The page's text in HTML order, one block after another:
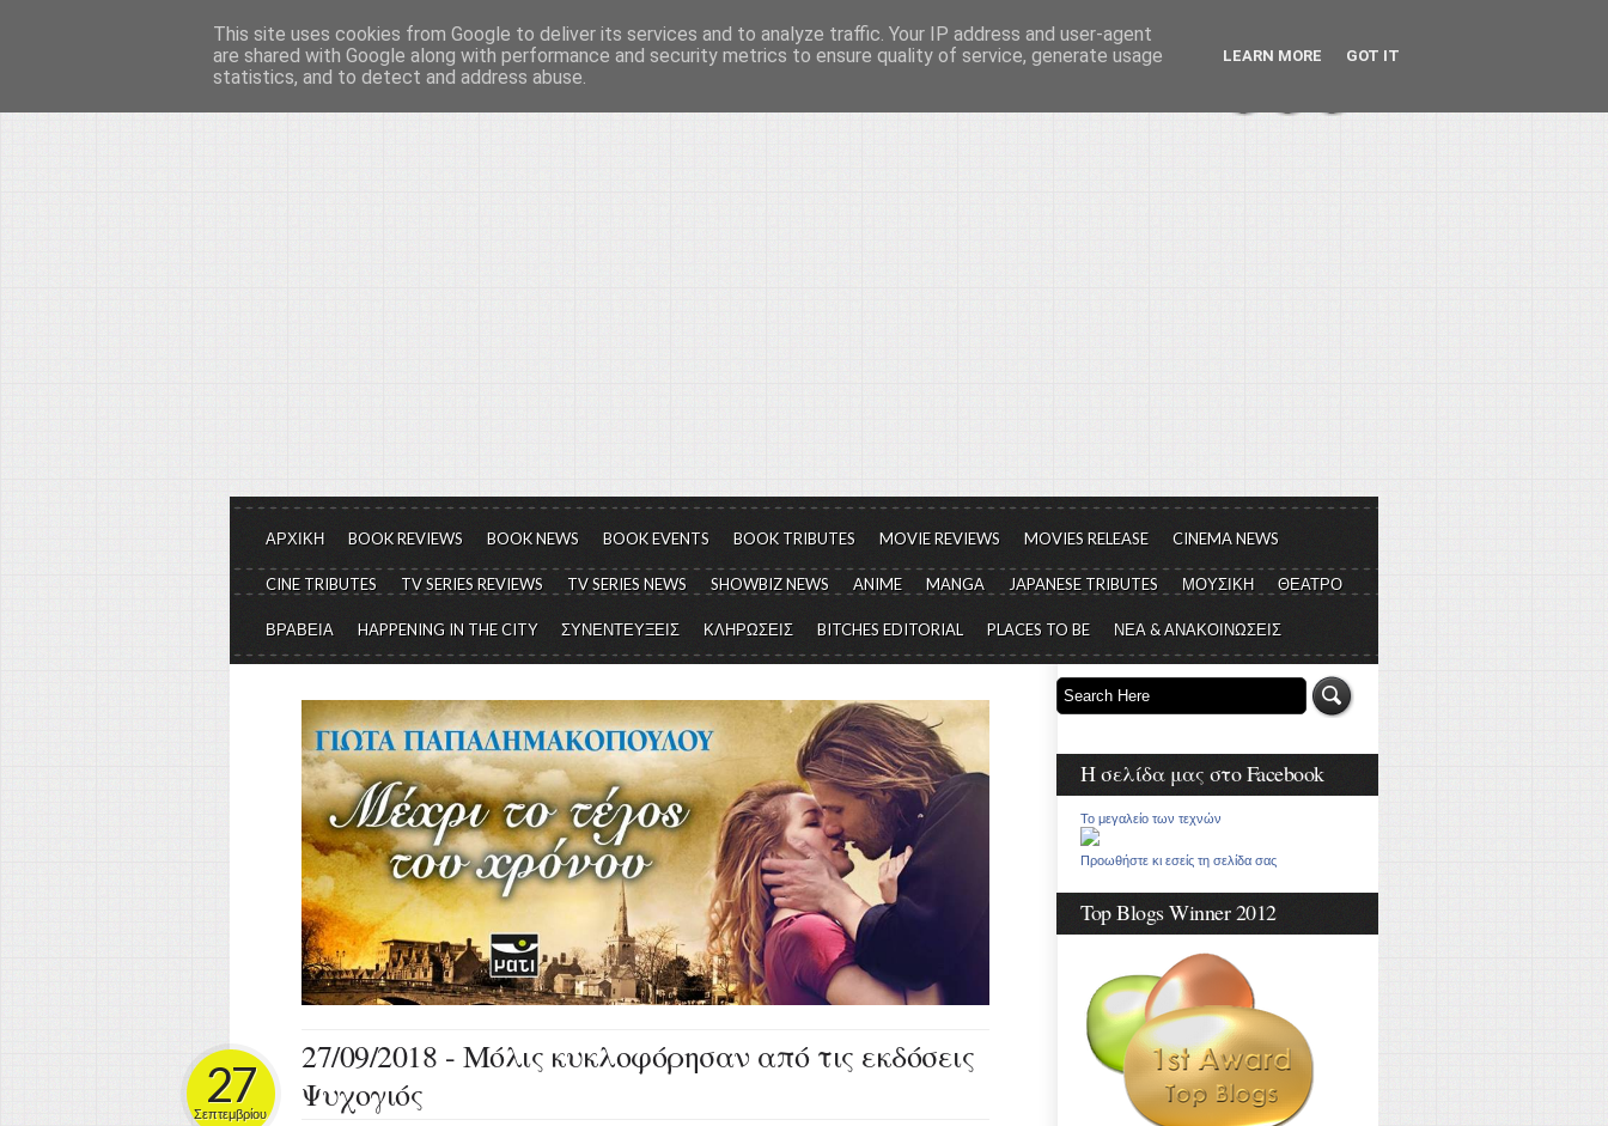
Το μεγαλείο των Τεχνών...
Είμαστε πάντα εδώ για να μιλάμε για τον πολιτισμό, σε κάθε του μορφή και έκταση...
ΑΡΧΙΚΗ BOOK REVIEWS BOOK NEWS BOOK EVENTS BOOK TRIBUTES MOVIE REVIEWS MOVIES RELEASE CINEMA NEWS
CINE TRIBUTES TV SERIES REVIEWS TV SERIES NEWS SHOWBIZ NEWS ANIME MANGA JAPANESE TRIBUTES ΜΟΥΣΙΚΗ ΘΕΑΤΡΟ
ΒΡΑΒΕΙΑ HAPPENING IN THE CITY ΣΥΝΕΝΤΕΥΞΕΙΣ ΚΛΗΡΩΣΕΙΣ BITCHES EDITORIAL PLACES TO BE ΝΕΑ & ΑΝΑΚΟΙΝΩΣΕΙΣ
27/09/2018 - Μόλις κυκλοφόρησαν από τις εκδόσεις
Ψυχογιός
27
Σεπτεμβρίου
Η σελίδα μας στο Facebook
Το μεγαλείο των τεχνών
Προωθήστε κι εσείς τη σελίδα σας
Top Blogs Winner 2012
This site uses cookies from Google to deliver its services and to analyze traffic. Your IP address and user-agent
are shared with Google along with performance and security metrics to ensure quality of service, generate usage
statistics, and to detect and address abuse.
LEARN MORE GOT IT